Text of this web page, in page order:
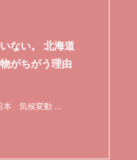
本 気候変動
ない。 北海道
がちがう理由